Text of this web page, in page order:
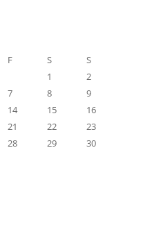
F S
S
1
2
7 8
9
14 15
16
21 22
23
28 29
30